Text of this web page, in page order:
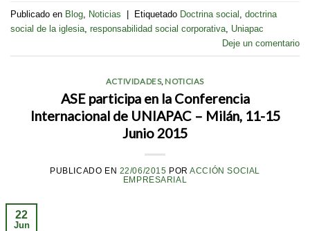
Publicado en Blog Noticias | Etiquetado Doctrina social doctrina
social de la iglesia responsabilidad social corporativa Uniapac
Deje un comentario
ACTIVIDADES, NOTICIAS
ASE participa en la Conferencia
Internacional de UNIAPAC – Milán, 11-15
Junio 2015
PUBLICADO EN 22/06/2015 PORACCIÓN SOCIAL
EMPRESARIAL
22
Jun